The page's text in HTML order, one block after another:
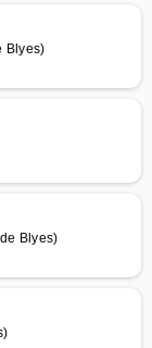
Blyes)
Blyes)